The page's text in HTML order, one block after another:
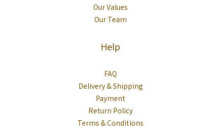
Our Values
Our Team
Help
FAQ
Delivery & Shipping
Payment
Return Policy
Terms & Conditions